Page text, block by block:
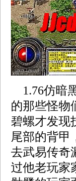
1.76仿暗
的那些怪物
碧螺才发现
尾部的背甲
去武易传
过他老玩家